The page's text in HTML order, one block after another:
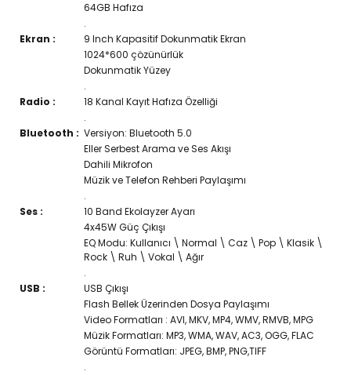
64GB Hafıza
.
Ekran :
9 Inch Kapasitif Dokunmatik Ekran
1024*600 çözünürlük
Dokunmatik Yüzey
.
Radio :
18 Kanal Kayıt Hafıza Özelliği
.
Bluetooth : Versiyon: Bluetooth 5.0
Eller Serbest Arama ve Ses Akışı
Dahili Mikrofon
Müzik ve Telefon Rehberi Paylaşımı
.
Ses :
10 Band Ekolayzer Ayarı
4x45W Güç Çıkışı
EQ Modu: Kullanıcı \ Normal \ Caz \ Pop \ Klasik \
Rock \ Ruh \ Vokal \ Ağır
.
USB :
USB Çıkışı
Flash Bellek Üzerinden Dosya Paylaşımı
Video Formatları : AVI, MKV, MP4, WMV, RMVB, MPG
Müzik Formatları: MP3, WMA, WAV, AC3, OGG, FLAC
Görüntü Formatları: JPEG, BMP, PNG,TIFF
.